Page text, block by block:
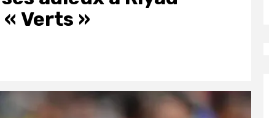
Verts »